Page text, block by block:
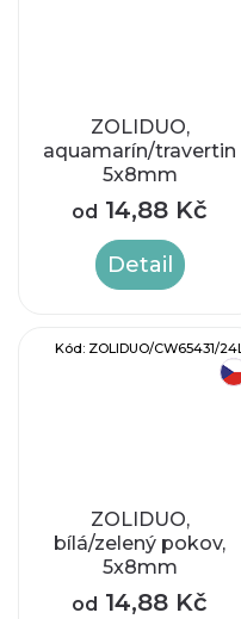
ZOLIDUO,
aquamarín/travertin,
5x8mm
od 14,88 Kč
Detail
ZOLIDUO,
bílá/zelený pokov,
5x8mm
od 14,88 Kč
Kód: ZOLIDUO/CW65431/24L